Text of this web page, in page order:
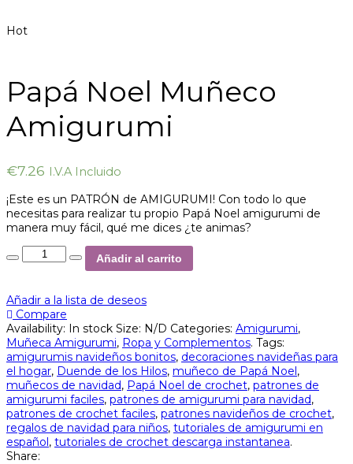
Hot
Papá Noel Muñeco
Amigurumi
€7.26 I.V.A Incluido
¡Este es un PATRÓN de AMIGURUMI! Con todo lo que
necesitas para realizar tu propio Papá Noel amigurumi de
manera muy fácil, qué me dices ¿te animas?
Añadir al carrito
Añadir a la lista de deseos
Compare
Availability: In stock Size: N/D Categories: Amigurumi,
Muñeca Amigurumi, Ropa y Complementos. Tags:
amigurumis navideños bonitos, decoraciones navideñas para
el hogar, Duende de los Hilos, muñeco de Papá Noel,
muñecos de navidad, Papá Noel de crochet, patrones de
amigurumi faciles, patrones de amigurumi para navidad,
patrones de crochet faciles, patrones navideños de crochet,
regalos de navidad para niños, tutoriales de amigurumi en
español, tutoriales de crochet descarga instantanea.
Share: